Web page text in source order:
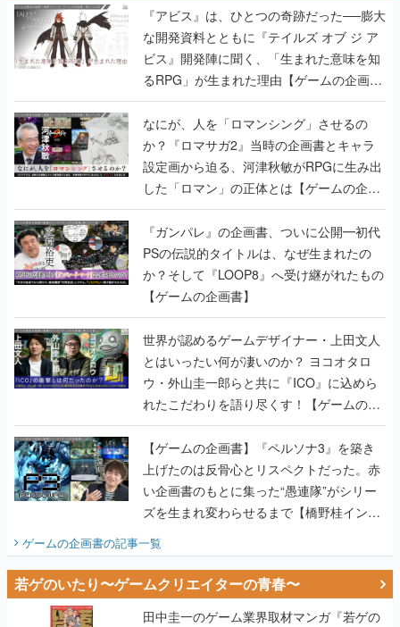
『アビス』は、ひとつの奇跡だった──膨大
な開発資料とともに『テイルズ オブ ジ ア
ビス』開発陣に聞く、「生まれた意味を知
るRPG」が生まれた理由【ゲームの企画
書】
なにが、人を「ロマンシング」させるの
か？『ロマサガ2』当時の企画書とキャラ
設定画から迫る、河津秋敏がRPGに生み出
した「ロマン」の正体とは【ゲームの企画
書】
『ガンパレ』の企画書、ついに公開━初代
PSの伝説的タイトルは、なぜ生まれたの
か？そして『LOOP8』へ受け継がれたもの
【ゲームの企画書】
世界が認めるゲームデザイナー・上田文人
とはいったい何が凄いのか？ ヨコオタロ
ウ・外山圭一郎らと共に『ICO』に込めら
れたこだわりを語り尽くす！【ゲームの企
画書】
【ゲームの企画書】『ペルソナ3』を築き
上げたのは反骨心とリスペクトだった。赤
い企画書のもとに集った“愚連隊”がシリー
ズを生まれ変わらせるまで【橋野桂インタ
ビュー】
ゲームの企画書の記事一覧
若ゲのいたり〜ゲームクリエイターの青春〜
田中圭一のゲーム業界取材マンガ『若ゲの